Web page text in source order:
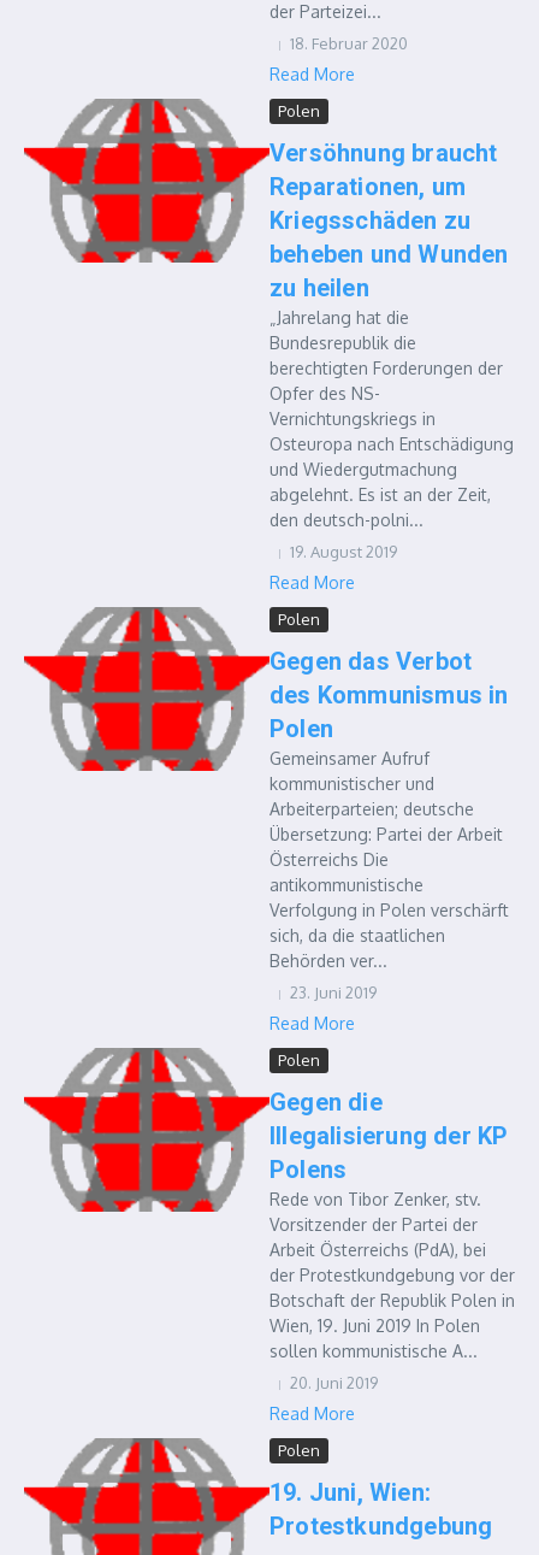
der Parteizei...
18. Februar 2020
Read More
Polen
Versöhnung braucht
Reparationen, um
Kriegsschäden zu
beheben und Wunden
zu heilen
„Jahrelang hat die
Bundesrepublik die
berechtigten Forderungen der
Opfer des NS-
Vernichtungskriegs in
Osteuropa nach Entschädigung
und Wiedergutmachung
abgelehnt. Es ist an der Zeit,
den deutsch-polni...
19. August 2019
Read More
Polen
Gegen das Verbot
des Kommunismus in
Polen
Gemeinsamer Aufruf
kommunistischer und
Arbeiterparteien; deutsche
Übersetzung: Partei der Arbeit
Österreichs Die
antikommunistische
Verfolgung in Polen verschärft
sich, da die staatlichen
Behörden ver...
23. Juni 2019
Read More
Polen
Gegen die
Illegalisierung der KP
Polens
Rede von Tibor Zenker, stv.
Vorsitzender der Partei der
Arbeit Österreichs (PdA), bei
der Protestkundgebung vor der
Botschaft der Republik Polen in
Wien, 19. Juni 2019 In Polen
sollen kommunistische A...
20. Juni 2019
Read More
Polen
19. Juni, Wien:
Protestkundgebung